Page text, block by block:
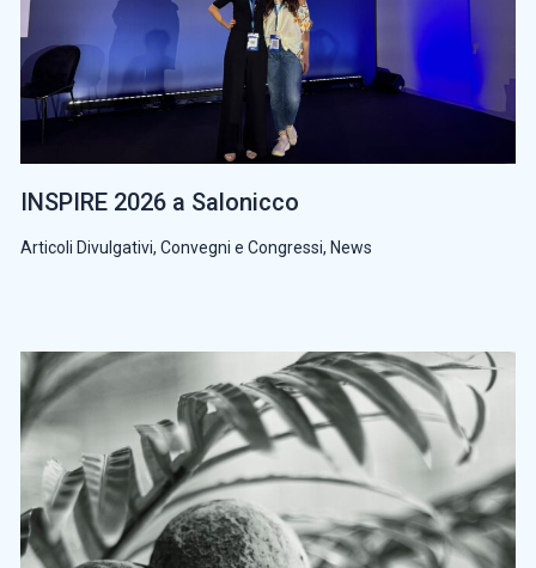
INSPIRE 2026 a Salonicco
Articoli Divulgativi, Convegni e Congressi, News